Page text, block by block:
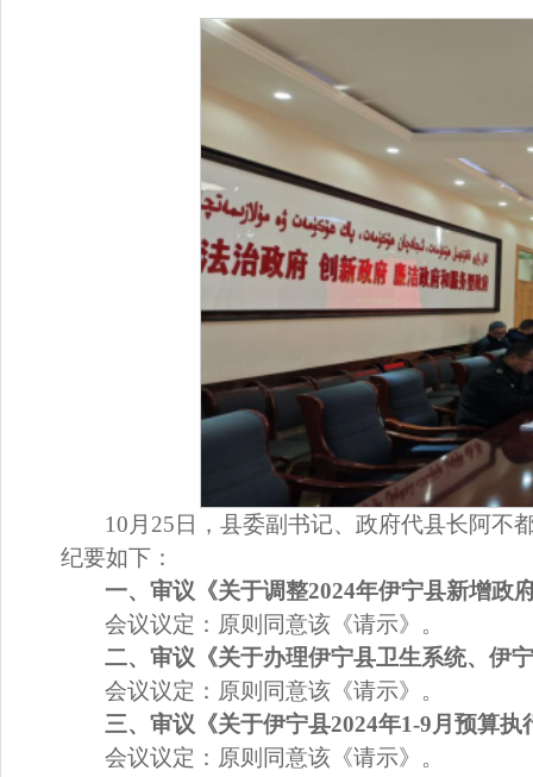
10 月 25 日，县委副书记、政府代县长阿不
纪要如下：
一、审议《关于调整2024年伊宁县新增政
会议议定： 原则同意该《请示》。
二、审议《关于办理伊宁县卫生系统、伊
会议议定： 原则同意该《请示》。
三、审议《关于伊宁县2024年1-9月预算执
会议议定： 原则同意该 《请示》。